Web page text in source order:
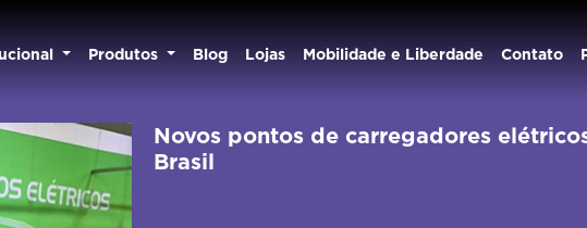
Produtos Blog Lojas Mobilidade e Liberdade Contato
Novos pontos de carregadores
Brasil